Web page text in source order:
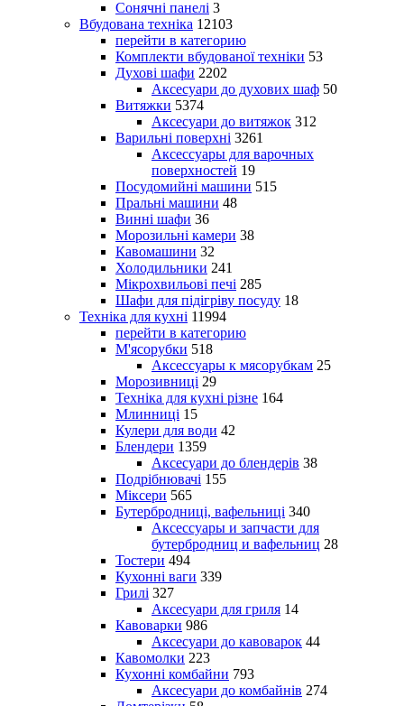
Сонячні панелі 3
Вбудована техніка 12103
перейти в категорию
Комплекти вбудованої техніки 53
Духові шафи 2202
Аксесуари до духових шаф 50
Витяжки 5374
Аксесуари до витяжок 312
Варильні поверхні 3261
Аксессуары для варочных
поверхностей 19
Посудомийні машини 515
Пральні машини 48
Винні шафи 36
Морозильні камери 38
Кавомашини 32
Холодильники 241
Мікрохвильові печі 285
Шафи для підігріву посуду 18
Техніка для кухні 11994
перейти в категорию
М'ясорубки 518
Аксессуары к мясорубкам 25
Морозивниці 29
Техніка для кухні різне 164
Млинниці 15
Кулери для води 42
Блендери 1359
Аксесуари до блендерів 38
Подрібнювачі 155
Міксери 565
Бутербродниці, вафельниці 340
Аксессуары и запчасти для
бутербродниц и вафельниц 28
Тостери 494
Кухонні ваги 339
Грилі 327
Аксесуари для гриля 14
Кавоварки 986
Аксесуари до кавоварок 44
Кавомолки 223
Кухонні комбайни 793
Аксесуари до комбайнів 274